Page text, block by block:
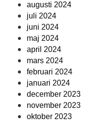
augusti 2024
juli 2024
juni 2024
maj 2024
april 2024
mars 2024
februari 2024
januari 2024
december 2023
november 2023
oktober 2023